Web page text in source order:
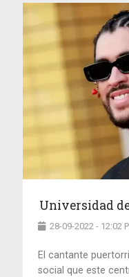
Universidad de
28-09-2022 - 12:02
El cantante
social que este